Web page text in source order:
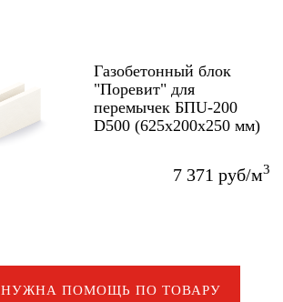
Газобетонный блок
"Поревит" для
перемычек БПU-200
D500 (625х200х250 мм)
7 371 руб/м3
НУЖНА ПОМОЩЬ ПО ТОВАРУ